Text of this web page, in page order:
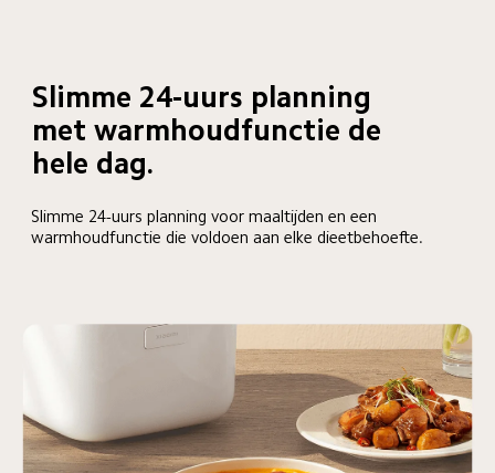
Slimme 24-uurs planning
met warmhoudfunctie de
hele dag.
Slimme 24-uurs planning voor maaltijden en een
warmhoudfunctie die voldoen aan elke dieetbehoefte.